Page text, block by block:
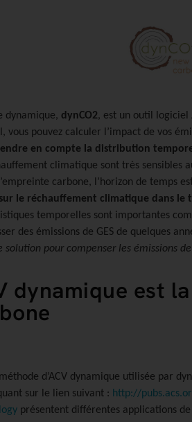
dynamique, dynCO2, est un outil logiciel
vous pouvez calculer l’impact de vos
en compte la distribution
climatique sont très sensibles
carbone, l’horizon de temps
le réchauffement climatique dans le
temporelles sont importantes
des émissions de GES de quelques
pour compenser les émissions
dynamique est
d’ACV dynamique utilisée par
sur le lien suivant : http://
présentent différentes applications